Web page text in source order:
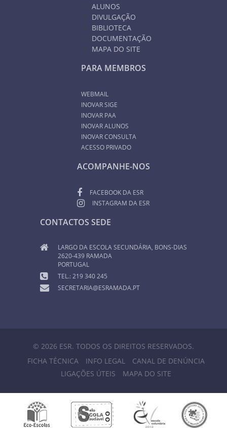
ALUNOS
DIVULGAÇÃO
BIBLIOTECA
DOCUMENTAÇÃO
MAPA DO SITE
PARA MEMBROS
WEBMAIL
INOVAR SIGE
INOVAR PAA
INOVAR ALUNOS
INOVAR CONSULTA
ACESSO PRIVADO
ACOMPANHE-NOS
FACEBOOK DA ESR
INSTAGRAM DA ESR
CONTACTOS SEDE
LARGO DA ESCOLA SECUNDÁRIA, BONS-DIAS
2620-439 RAMADA
PORTUGAL
TEL.: 219 340 245
SECRETARIA@ESRAMADA.PT
© 2026 ESR. TODOS OS DIREITOS RESERVADOS.
FICHA TÉCNICA
INFO LEGAL
CANAL DE DENÚNCIA
LIGAÇÕES ÚTEIS
MAPA DO SITE